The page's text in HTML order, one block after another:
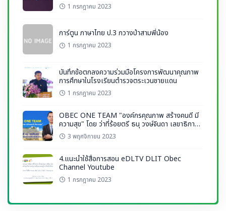
1 กรกฎาคม 2023
การ์ตูน ภาษาไทย ป.3 กวางป่าสามพี่น้อง
1 กรกฎาคม 2023
บันทึกข้อตกลงความร่วมมือโครงการพัฒนาคุณภาพ
การศึกษาในโรงเรียนตำรวจตระเวนชายแดน
1 กรกฎาคม 2023
OBEC ONE TEAM "องค์กรคุณภาพ สร้างคนดี มี
ความสุข" โดย ว่าที่ร้อยตรี ธนุ วงษ์จินดา เลขาธิการ
กพฐ.3 พฤศจิกายน 2023
4.แนะนำใช้สื่อการสอน eDLTV DLIT Obec
Channel Youtube
1 กรกฎาคม 2023